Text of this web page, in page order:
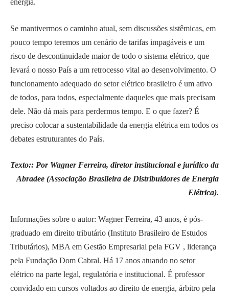
energia.
Se mantivermos o caminho atual, sem discussões sistêmicas, em
pouco tempo teremos um cenário de tarifas impagáveis e um
risco de descontinuidade maior de todo o sistema elétrico, que
levará o nosso País a um retrocesso vital ao desenvolvimento. O
funcionamento adequado do setor elétrico brasileiro é um ativo
de todos, para todos, especialmente daqueles que mais precisam
dele. Não dá mais para perdermos tempo. E o que fazer? É
preciso colocar a sustentabilidade da energia elétrica em todos os
debates estruturantes do País.
Texto:: Por Wagner Ferreira, diretor institucional e jurídico da
Abradee (Associação Brasileira de Distribuidores de Energia
Elétrica).
Informações sobre o autor: Wagner Ferreira, 43 anos, é pós-
graduado em direito tributário (Instituto Brasileiro de Estudos
Tributários), MBA em Gestão Empresarial pela FGV , liderança
pela Fundação Dom Cabral. Há 17 anos atuando no setor
elétrico na parte legal, regulatória e institucional. É professor
convidado em cursos voltados ao direito de energia, árbitro pela